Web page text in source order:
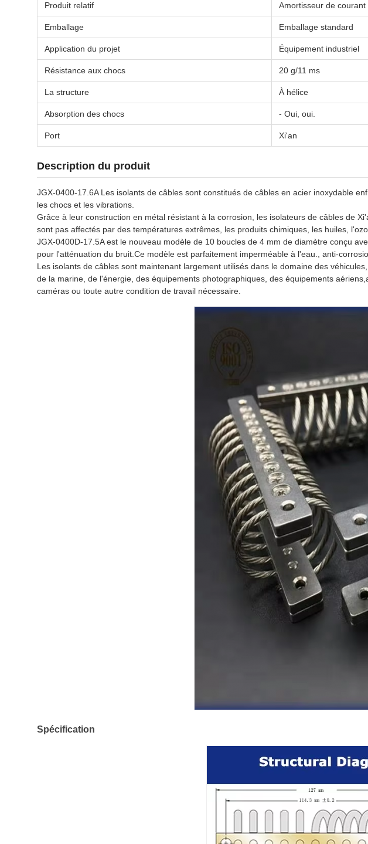
Produit relatif Amortisseur de courant
Emballage Emballage standard
Application du projet Équipement industriel
Résistance aux chocs 20 g/11 ms
La structure À hélice
Absorption des chocs - Oui, oui.
Port Xi'an
Description du produit
JGX-0400-17.6A Les isolants de câbles sont constitués de câbles en acier inoxydable
les chocs et les vibrations.
Grâce à leur construction en métal résistant à la corrosion, les isolateurs de câbles de
sont pas affectés par des températures extrêmes, les produits chimiques, les huiles,
JGX-0400D-17.5A est le nouveau modèle de 10 boucles de 4 mm de diamètre conçu
pour l'atténuation du bruit.Ce modèle est parfaitement imperméable à l'eau., anti-
Les isolants de câbles sont maintenant largement utilisés dans le domaine des
de la marine, de l'énergie, des équipements photographiques, des équipements
caméras ou toute autre condition de travail nécessaire.
Spécification